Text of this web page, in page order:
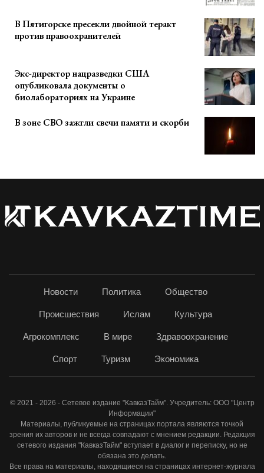
В Пятигорске пресекли двойной теракт
против правоохранителей
Экс-директор нацразведки США
опубликовала документы о
биолабораториях на Украине
В зоне СВО зажгли свечи памяти и скорби
Новости Политика Общество
Происшествия Ислам Культура
Агрокомплекс В мире Здравоохранение
Спорт Туризм Экономика
© 2021 - 2026 - Сетевое издание "КавказТайм". Учредитель: ООО "Центр
Информации"
Материалы, публикуемые на страницах портала являются точкой
зрения их авторов и не всегда совпадают с мнением редакции. Редакция
сетевого издания "КавказТайм" вступает в диалог и переписку, но не
обязана это делать.
Все права на материалы, находящиеся на страницах интернет-журнала